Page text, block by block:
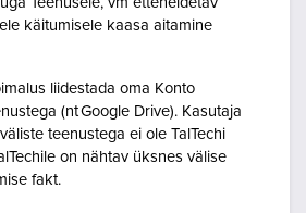
käitumisele kaasa aitamine
liidestada oma Konto
(nt Google Drive). Kasutaja
teenustega ei ole TalTechi
on nähtav üksnes välise
fakt.